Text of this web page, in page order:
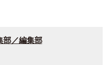
部／編集部